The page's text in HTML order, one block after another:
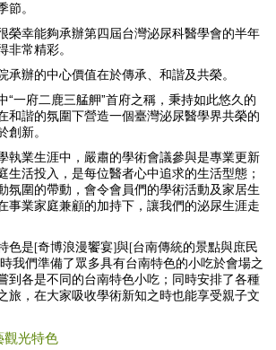
。
榮幸能夠承辦第四屆台灣泌尿科醫學會的半年
非常精彩。
承辦的中心價值在於傳承、和諧及共榮。
“一府二鹿三艋舺”首府之稱，秉持如此悠久的
和諧的氛圍下營造一個臺灣泌尿醫學界共榮的
創新。
執業生涯中，嚴肅的學術會議參與是專業更新
生活投入，是每位醫者心中追求的生活型態；
氛圍的帶動，會令會員們的學術活動及家居生
事業家庭兼顧的加持下，讓我們的泌尿生涯走
色是[奇博浪漫饗宴]與[台南傳統的景點與庶民
我們準備了眾多具有台南特色的小吃於會場之
到各是不同的台南特色小吃；同時安排了各種
旅，在大家吸收學術新知之時也能享受親子文
觀光特色